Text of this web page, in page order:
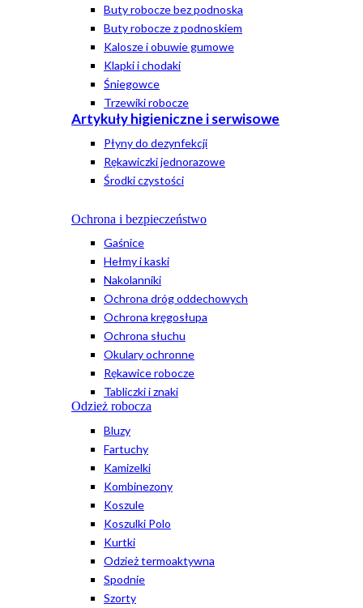
Buty robocze bez podnoska
Buty robocze z podnoskiem
Kalosze i obuwie gumowe
Klapki i chodaki
Śniegowce
Trzewiki robocze
Artykuły higieniczne i serwisowe
Płyny do dezynfekcji
Rękawiczki jednorazowe
Środki czystości
Ochrona i bezpieczeństwo
Gaśnice
Hełmy i kaski
Nakolanniki
Ochrona dróg oddechowych
Ochrona kręgosłupa
Ochrona słuchu
Okulary ochronne
Rękawice robocze
Tabliczki i znaki
Odzież robocza
Bluzy
Fartuchy
Kamizelki
Kombinezony
Koszule
Koszulki Polo
Kurtki
Odzież termoaktywna
Spodnie
Szorty